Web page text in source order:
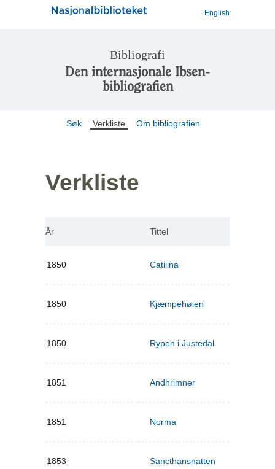
English
Bibliografi
Den internasjonale Ibsen-
bibliografien
Søk Verkliste Om bibliografien
Verkliste
År Tittel
1850 Catilina
1850 Kjæmpehøien
1850 Rypen i Justedal
1851 Andhrimner
1851 Norma
1853 Sancthansnatten